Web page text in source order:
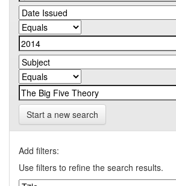
Start a new search
Add filters:
Use filters to refine the search results.